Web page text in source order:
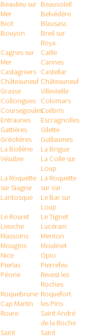
Beaulieu sur
Mer
Beausoleil
Belvédère
Biot
Blausasc
Bouyon
Breil sur
Roya
Cagnes sur
Mer
Caille
Cannes
Castagniers Castellar
Châteauneuf
Grasse
Châteauneuf
Villevieille
Collongues
Colomars
CoursegoulesCuébris
Entraunes
Escragnolles
Gattières
Gilette
Gréolières
Guillaumes
La Bollène
Vésubie
La Brigue
La Colle sur
Loup
La Roquette
sur Siagne
La Roquette
sur Var
Lantosque
Le Bar sur
Loup
Le Rouret
Le Tignet
Lieuche
Lucéram
Massoins
Menton
Mougins
Moulinet
Nice
Opio
Pierlas
Pierrefeu
Péone
Revest les
Roches
Roquebrune
Cap Martin
Roquefort
les Pins
Roure
Saint André
de la Roche
Saint
Saint